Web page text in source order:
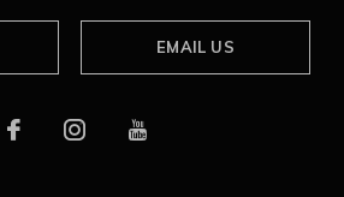
EMAIL US